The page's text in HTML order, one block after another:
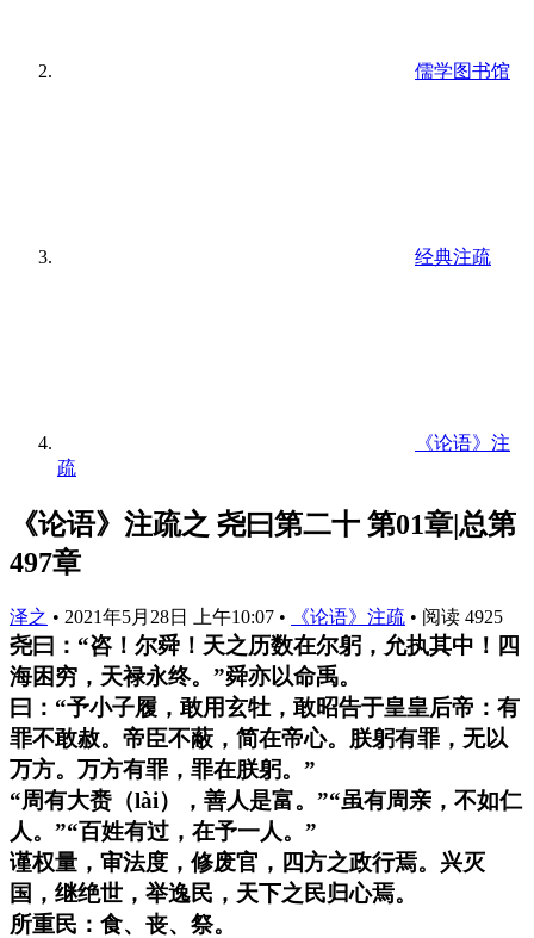
儒学图书馆
经典注疏
《论语》注
疏
《论语》注疏之 尧曰第二十 第01章|总第
497章
泽之 • 2021年5月28日 上午10:07 • 《论语》注疏 • 阅读 4925
尧曰：“咨！尔舜！天之历数在尔躬，允执其中！四
海困穷，天禄永终。”舜亦以命禹。
曰：“予小子履，敢用玄牡，敢昭告于皇皇后帝：有
罪不敢赦。帝臣不蔽，简在帝心。朕躬有罪，无以
万方。万方有罪，罪在朕躬。”
“周有大赉（lài），善人是富。”“虽有周亲，不如仁
人。”“百姓有过，在予一人。”
谨权量，审法度，修废官，四方之政行焉。兴灭
国，继绝世，举逸民，天下之民归心焉。
所重民：食、丧、祭。